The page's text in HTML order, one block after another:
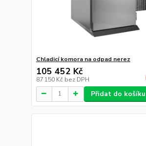
Chladicí komora na odpad nerez
105 452 Kč
87 150 Kč bez DPH
Přidat do košíku